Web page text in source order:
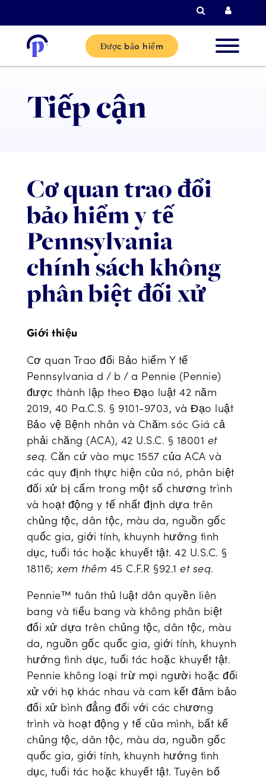
Tìm kiếm
Được bảo hiểm
tại
Giúp đỡ
Tiếp cận
Cơ quan trao đổi
bảo hiểm y tế
Pennsylvania
chính sách không
phân biệt đối xử
Giới thiệu
Cơ quan Trao đổi Bảo hiểm Y tế
Pennsylvania d / b / a Pennie (Pennie)
được thành lập theo Đạo luật 42 năm
2019, 40 Pa.C.S. § 9101-9703, và Đạo luật
Bảo vệ Bệnh nhân và Chăm sóc Giá cả
phải chăng (ACA), 42 U.S.C. § 18001 et
seq. Căn cứ vào mục 1557 của ACA và
các quy định thực hiện của nó, phân biệt
đối xử bị cấm trong một số chương trình
và hoạt động y tế nhất định dựa trên
chủng tộc, dân tộc, màu da, nguồn gốc
quốc gia, giới tính, khuynh hướng tình
dục, tuổi tác hoặc khuyết tật. 42 U.S.C. §
18116;xem thêm 45 C.F.R §92.1et seq.
Pennie™ tuân thủ luật dân quyền liên
bang và tiểu bang và không phân biệt
đối xử dựa trên chủng tộc, dân tộc, màu
da, nguồn gốc quốc gia, giới tính, khuynh
hướng tình dục, tuổi tác hoặc khuyết tật.
Pennie không loại trừ mọi người hoặc đối
xử với họ khác nhau và cam kết đảm bảo
đối xử bình đẳng đối với các chương
trình và hoạt động y tế của mình, bất kể
chủng tộc, dân tộc, màu da, nguồn gốc
quốc gia, giới tính, khuynh hướng tình
dục, tuổi tác hoặc khuyết tật. Tuyên bố